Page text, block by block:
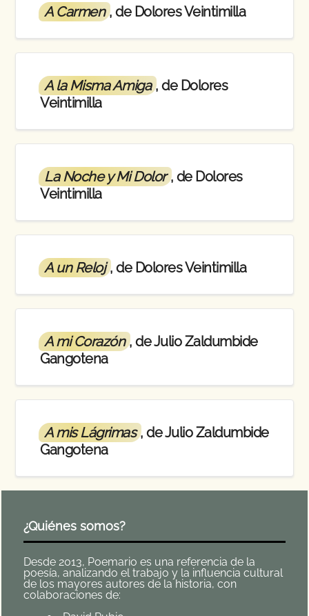
A Carmen , de Dolores Veintimilla
A la Misma Amiga , de Dolores
Veintimilla
La Noche y Mi Dolor , de Dolores
Veintimilla
A un Reloj , de Dolores Veintimilla
A mi Corazón , de Julio Zaldumbide
Gangotena
A mis Lágrimas , de Julio Zaldumbide
Gangotena
¿Quiénes somos?
Desde 2013, Poemario es una referencia de la
poesía, analizando el trabajo y la influencia cultural
de los mayores autores de la historia, con
colaboraciones de: